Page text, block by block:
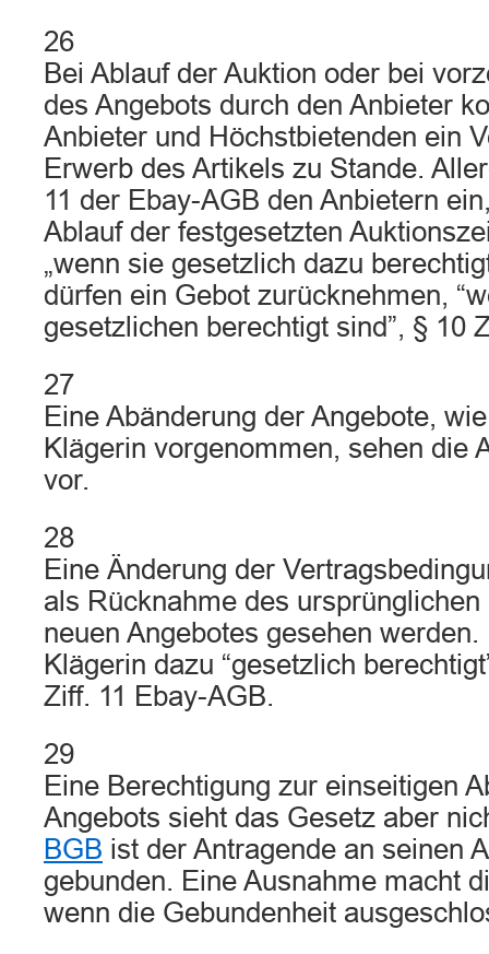
26
Bei Ablauf der Auktion oder bei
des Angebots durch den Anbieter
Anbieter und Höchstbietenden ein
Erwerb des Artikels zu Stande.
11 der Ebay-AGB den Anbietern
Ablauf der festgesetzten
„wenn sie gesetzlich dazu
dürfen ein Gebot zurücknehmen,
gesetzlichen berechtigt sind”, § 10
27
Eine Abänderung der Angebote,
Klägerin vorgenommen, sehen die
vor.
28
Eine Änderung der
als Rücknahme des ursprünglichen
neuen Angebotes gesehen
Klägerin dazu “gesetzlich
Ziff. 11 Ebay-AGB.
29
Eine Berechtigung zur einseitigen
Angebots sieht das Gesetz aber
BGB ist der Antragende an seinen
gebunden. Eine Ausnahme macht
wenn die Gebundenheit